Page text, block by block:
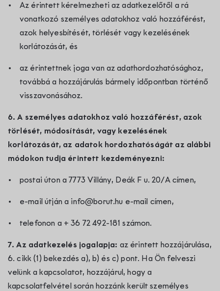
Az érintett kérelmezheti az adatkezelőtől a rá
vonatkozó személyes adatokhoz való hozzáférést,
azok helyesbítését, törlését vagy kezelésének
korlátozását, és
az érintettnek joga van az adathordozhatósághoz,
továbbá a hozzájárulás bármely időpontban történő
visszavonásához.
6. A személyes adatokhoz való hozzáférést, azok
törlését, módosítását, vagy kezelésének
korlátozását, az adatok hordozhatóságát az alábbi
módokon tudja érintett kezdeményezni:
postai úton a 7773 Villány, Deák F u. 20/A címen,
e-mail útján a info@borut.hu e-mail címen,
telefonon a + 36 72 492-181 számon.
7. Az adatkezelés jogalapja: az érintett hozzájárulása,
6. cikk (1) bekezdés a), b) és c) pont. Ha Ön felveszi
velünk a kapcsolatot, hozzájárul, hogy a
kapcsolatfelvétel során hozzánk került személyes